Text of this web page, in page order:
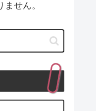
せん。